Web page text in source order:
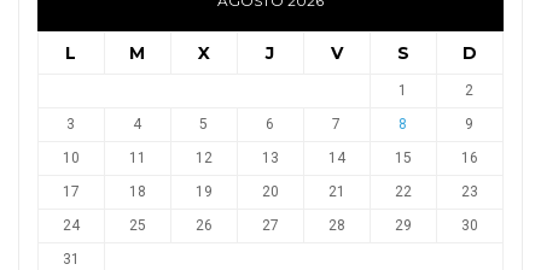
L M X J V S D
1
2
3
4 5 6 7 8
9
10
11 12 13 14 15
16
17
18 19 20 21 22
23
24
25 26 27 28 29
30
31